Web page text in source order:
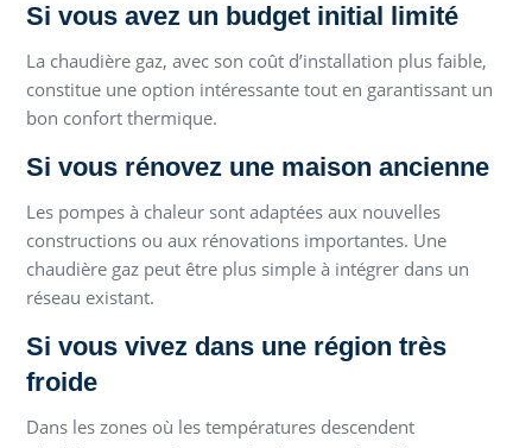
Si vous avez un budget initial limité
La chaudière gaz, avec son coût d’installation plus faible,
constitue une option intéressante tout en garantissant un
bon confort thermique.
Si vous rénovez une maison ancienne
Les pompes à chaleur sont adaptées aux nouvelles
constructions ou aux rénovations importantes. Une
chaudière gaz peut être plus simple à intégrer dans un
réseau existant.
Si vous vivez dans une région très
froide
Dans les zones où les températures descendent